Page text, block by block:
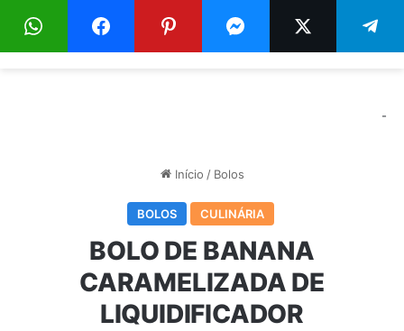
Menu
-
Início / Bolos
BOLOS CULINÁRIA
BOLO DE BANANA
CARAMELIZADA DE
LIQUIDIFICADOR